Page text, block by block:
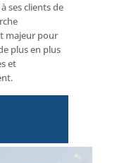
ses clients de
majeur pour
plus en plus
et